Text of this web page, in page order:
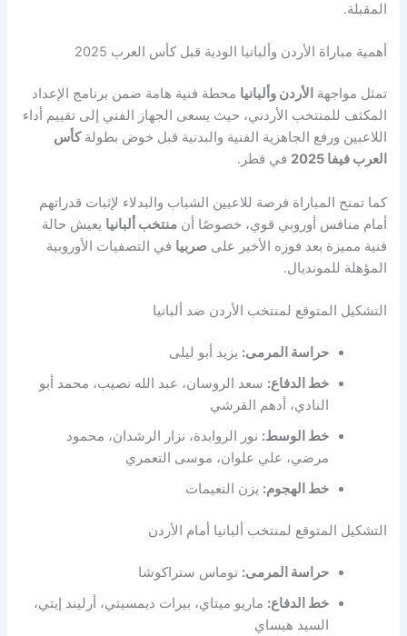
المقبلة.
أهمية مباراة الأردن وألبانيا الودية قبل كأس العرب 2025
تمثل مواجهة الأردن وألبانيا محطة فنية هامة ضمن برنامج الإعداد
المكثف للمنتخب الأردني، حيث يسعى الجهاز الفني إلى تقييم أداء
اللاعبين ورفع الجاهزية الفنية والبدنية قبل خوض بطولةكأس
العرب فيفا 2025
في قطر.
كما تمنح المباراة فرصة للاعبين الشباب والبدلاء لإثبات قدراتهم
أمام منافس أوروبي قوي، خصوصًا أنمنتخب ألبانيا يعيش حالة
فنية مميزة بعد فوزه الأخير على صربيا في التصفيات الأوروبية
المؤهلة للمونديال.
التشكيل المتوقع لمنتخب الأردن ضد ألبانيا
حراسة المرمى: يزيد أبو ليلى
خط الدفاع: سعد الروسان، عبد الله نصيب، محمد أبو
النادي، أدهم القرشي
خط الوسط: نور الروابدة، نزار الرشدان، محمود
مرضي، علي علوان، موسى التعمري
خط الهجوم: يزن النعيمات
التشكيل المتوقع لمنتخب ألبانيا أمام الأردن
حراسة المرمى: توماس ستراكوشا
خط الدفاع: ماريو ميتاي، بيرات ديمسيتي، أرليند إيتي،
السيد هيساي